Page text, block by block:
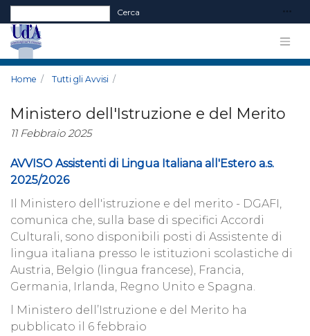
Form di ricerca
Cerca
Home Tutti gli Avvisi
Ministero dell'Istruzione e del Merito
11 Febbraio 2025
AVVISO Assistenti di Lingua Italiana all'Estero a.s.
2025/2026
Il Ministero dell'istruzione e del merito - DGAFI,
comunica che, sulla base di specifici Accordi
Culturali, sono disponibili posti di Assistente di
lingua italiana presso le istituzioni scolastiche di
Austria, Belgio (lingua francese), Francia,
Germania, Irlanda, Regno Unito e Spagna.
l Ministero dell’Istruzione e del Merito ha
pubblicato il 6 febbraio